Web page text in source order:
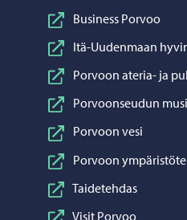
Business Porvoo
Itä-Uudenmaan
Porvoon ateria- ja
Porvoonseudun
Porvoon vesi
Porvoon
Taidetehdas
Visit Porvoo